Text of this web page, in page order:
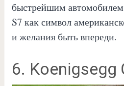
быстрейшим
S7 как символ
и желания быть впереди.
6. Koenigsegg